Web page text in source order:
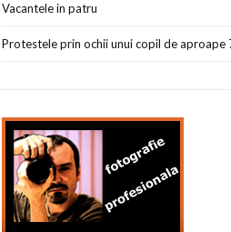
Vacantele in patru
Protestele prin ochii unui copil de aproape